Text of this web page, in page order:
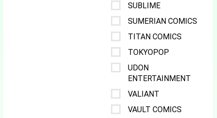
SUBLIME
SUMERIAN COMICS
TITAN COMICS
TOKYOPOP
UDON
ENTERTAINMENT
VALIANT
VAULT COMICS